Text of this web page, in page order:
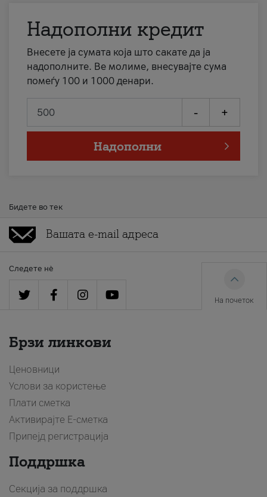
Надополни кредит
Внесете ја сумата која што сакате да ја
надополните. Ве молиме, внесувајте сума
помеѓу 100 и 1000 денари.
- +
Надополни
Бидете во тек
Следете нè
На почеток
Брзи линкови
Ценовници
Услови за користење
Плати сметка
Активирајте Е-сметка
Припејд регистрација
Поддршка
Секција за поддршка